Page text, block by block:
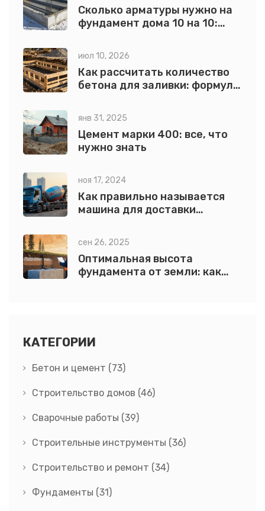
Сколько арматуры нужно на
фундамент дома 10 на 10:
ленточного и плитного
основания
июл 10, 2026
Как рассчитать количество
бетона для заливки: формулы
янв 31, 2025
Цемент марки 400: все, что
нужно знать
ноя 17, 2024
Как правильно называется
машина для доставки
сен 26, 2025
Оптимальная высота
фундамента от земли: как
КАТЕГОРИИ
Бетон и цемент (73)
Строительство домов (46)
Сварочные работы (39)
Строительные инструменты (36)
Строительство и ремонт (34)
Фундаменты (31)